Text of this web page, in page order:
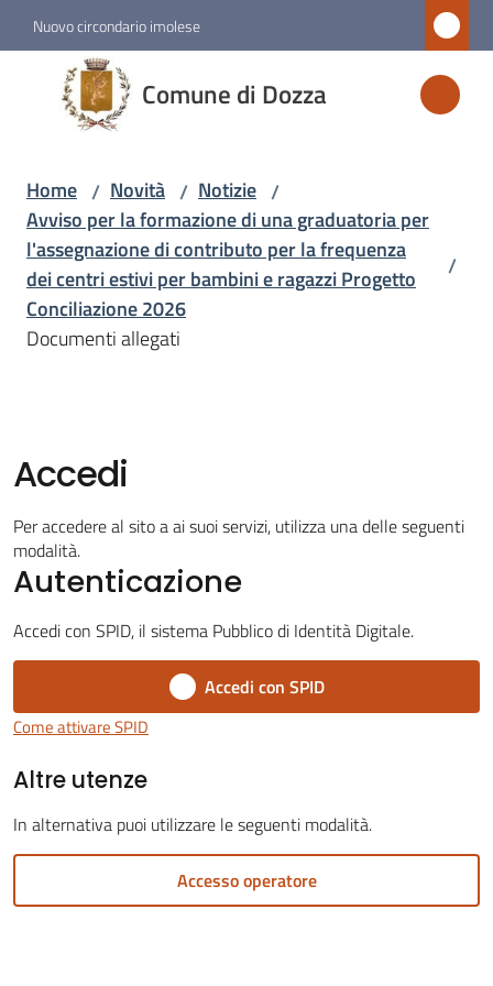
Vai al contenuto
Vai alla navigazione
Vai al footer
Nuovo circondario imolese
Comune di Dozza
Comune
di
Dozza
Amministrazione
Novità
Menu selezionato
Vivere
Dozza
Servizi
on-
gli
argomenti
Seguici
Home / Novità / Notizie /
Avviso per la formazione di una graduatoria per
l'assegnazione di contributo per la frequenza
dei centri estivi per bambini e ragazzi Progetto
Conciliazione 2026
/
Documenti allegati
Accedi
Per accedere al sito a ai suoi servizi, utilizza una delle seguenti
modalità.
Autenticazione
Accedi con SPID, il sistema Pubblico di Identità Digitale.
Accedi con SPID
Come attivare SPID
Altre utenze
In alternativa puoi utilizzare le seguenti modalità.
Accesso operatore